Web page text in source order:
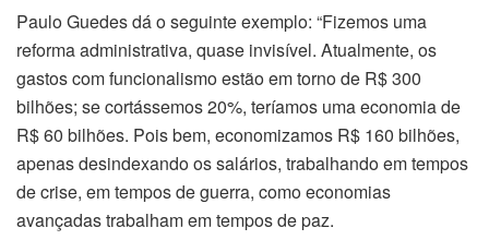
Paulo Guedes dá o seguinte exemplo: “Fizemos uma
reforma administrativa, quase invisível. Atualmente, os
gastos com funcionalismo estão em torno de R$ 300
bilhões; se cortássemos 20%, teríamos uma economia de
R$ 60 bilhões. Pois bem, economizamos R$ 160 bilhões,
apenas desindexando os salários, trabalhando em tempos
de crise, em tempos de guerra, como economias
avançadas trabalham em tempos de paz.